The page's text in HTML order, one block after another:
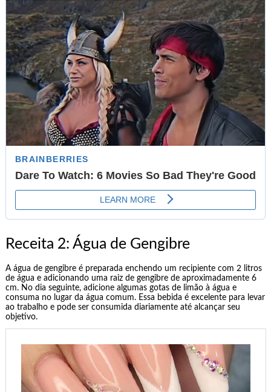
Receita 2: Água de Gengibre
A água de gengibre é preparada enchendo um recipiente com 2 litros
de água e adicionando uma raiz de gengibre de aproximadamente 6
cm. No dia seguinte, adicione algumas gotas de limão à água e
consuma no lugar da água comum. Essa bebida é excelente para levar
ao trabalho e pode ser consumida diariamente até alcançar seu
objetivo.